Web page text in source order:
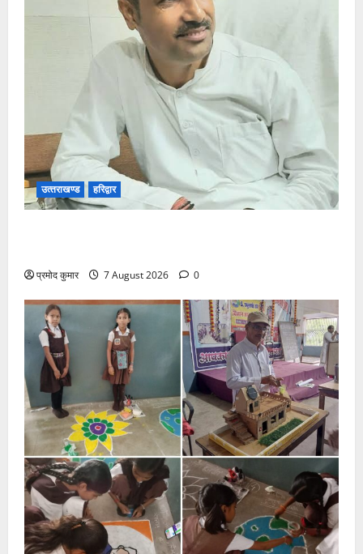
उत्‍तराखण्‍ड हरिद्वार
प्रमोद कुमार 7 August 2026 0